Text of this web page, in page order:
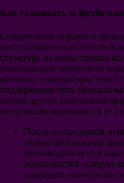
Бавария
РБ
Как ухаживать за
Современная игровая и
изготавливается из текстиля
структуру из особо тонких
позволяющие обеспечить
контроль температуры тела
поддержания этих
любой другой спортивной
несложным правилам по ее
После интенсивной
любую футбольную
производителя или
особенностей, следует
повредить нанесенные